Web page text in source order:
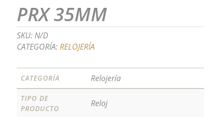
PRX 35MM
SKU:N/D
CATEGORÍA:RELOJERÍA
CATEGORÍA Relojería
TIPO DE
PRODUCTO
Reloj